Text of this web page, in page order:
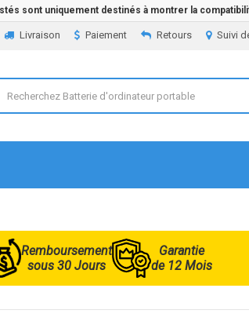
sont uniquement destinés à montrer la
Suivi
Retours
Paiement
Livraison
Remboursement
sous 30 Jours
Garantie
de 12 Mois